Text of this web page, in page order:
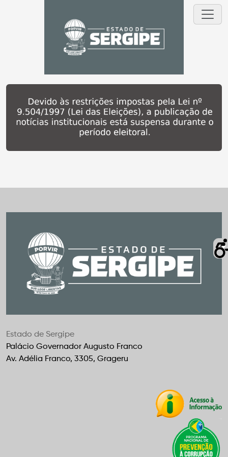
Estado de Sergipe
Palácio Governador Augusto Franco
Av. Adélia Franco, 3305, Grageru